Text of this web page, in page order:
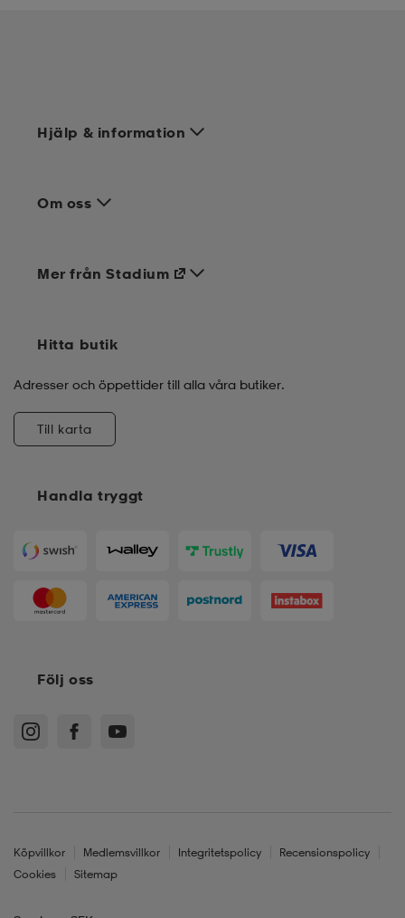
Hjälp & information
Om oss
Handla tryggt
Mer från Stadium
Hitta butik
Adresser och öppettider till alla våra butiker.
Till karta
Följ oss
Köpvillkor Medlemsvillkor Integritetspolicy
Recensionspolicy
Cookies
Sitemap